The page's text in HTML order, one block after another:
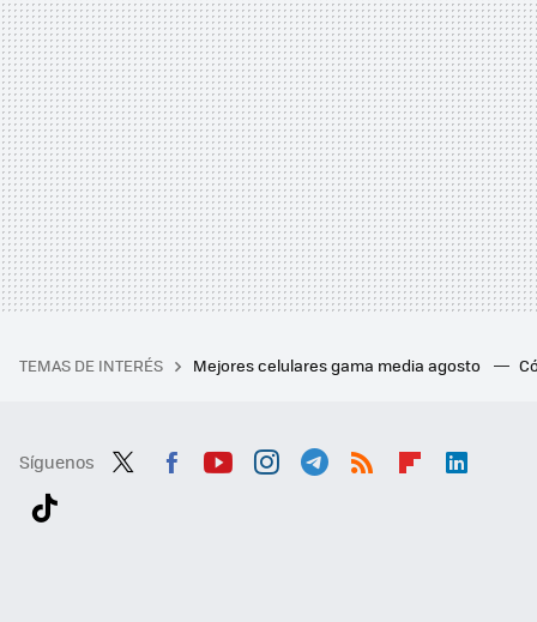
TEMAS DE INTERÉS Mejores celulares gama media agosto
Síguenos